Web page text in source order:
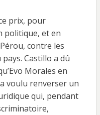
prix, pour
politique, et en
contre les
Castillo a dû
Morales en
voulu renverser un
qui, pendant